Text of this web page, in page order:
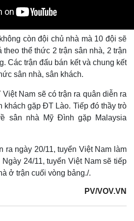
Multimedia
Video
Ảnh
E-Magazine
còn đội chủ nhà mà 10 đội sẽ
theo thể thức 2 trận sân nhà, 2 trận
Các trận đấu bán kết và chung kết
sân nhà, sân khách.
Nam sẽ có trận ra quân diễn ra
khách gặp ĐT Lào. Tiếp đó thầy trò
sân nhà Mỹ Đình gặp Malaysia
ngày 20/11, tuyển Việt Nam làm
24/11, tuyển Việt Nam sẽ tiếp
ở trận cuối vòng bảng./.
PV/VOV.VN